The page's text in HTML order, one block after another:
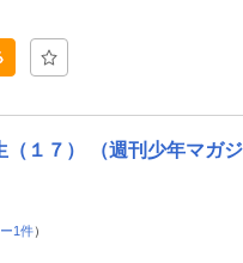
（１７） （週刊少年マガ
1件）